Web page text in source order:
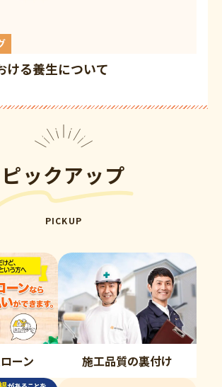
ける養生について
ピックアップ
PICKUP
ーン 施工品質の裏付け